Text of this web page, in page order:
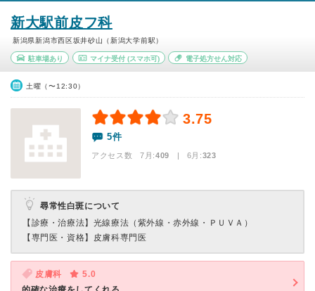
新大駅前皮フ科
新潟県新潟市西区坂井砂山（新潟大学前駅）
駐車場あり マイナ受付(スマホ可) 電子処方せん対応
土曜（〜12:30）
3.75
5件
アクセス数 7月:409 | 6月:323
尋常性白斑について
【診療・治療法】 光線療法（紫外線・赤外線・ＰＵＶＡ）
【専門医・資格】 皮膚科専門医
皮膚科
5.0